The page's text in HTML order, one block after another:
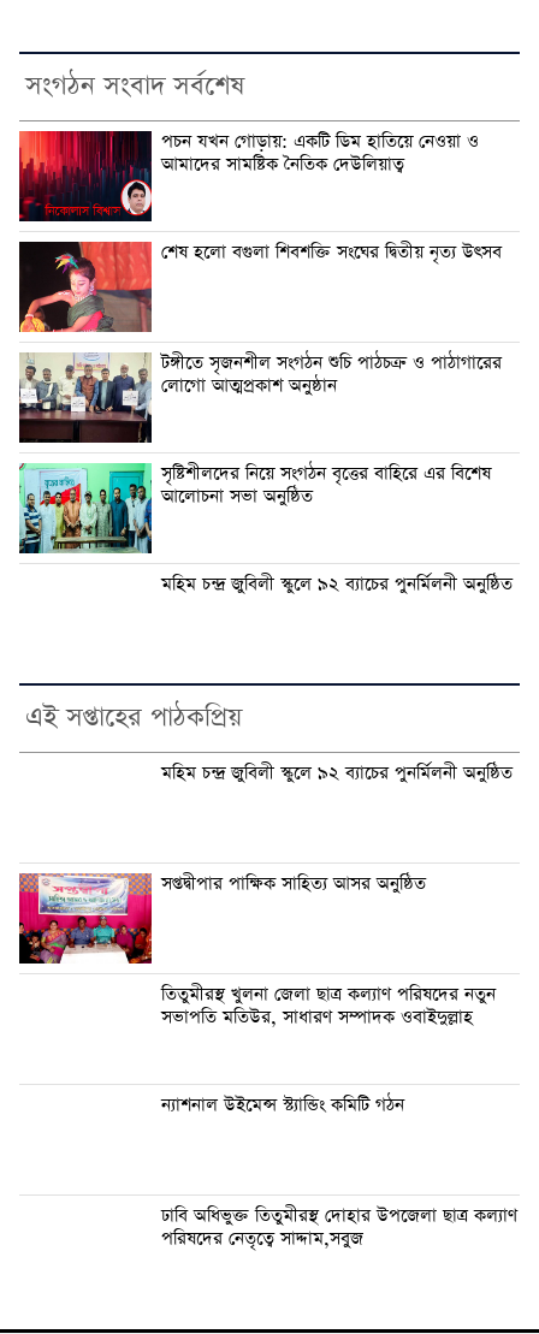
সংগঠন সংবাদ সর্বশেষ
পচন যখন গোড়ায়: একটি ডিম হাতিয়ে নেওয়া ও
আমাদের সামষ্টিক নৈতিক দেউলিয়াত্ব
শেষ হলো বগুলা শিবশক্তি সংঘের দ্বিতীয় নৃত্য উৎসব
টঙ্গীতে সৃজনশীল সংগঠন শুচি পাঠচক্র ও পাঠাগারের
লোগো আত্মপ্রকাশ অনুষ্ঠান
সৃষ্টিশীলদের নিয়ে সংগঠন বৃত্তের বাহিরে এর বিশেষ
আলোচনা সভা অনুষ্ঠিত
মহিম চন্দ্র জুবিলী স্কুলে ৯২ ব্যাচের পুনর্মিলনী অনুষ্ঠিত
এই সপ্তাহের পাঠকপ্রিয়
মহিম চন্দ্র জুবিলী স্কুলে ৯২ ব্যাচের পুনর্মিলনী অনুষ্ঠিত
সপ্তদ্বীপার পাক্ষিক সাহিত্য আসর অনুষ্ঠিত
তিতুমীরস্থ খুলনা জেলা ছাত্র কল্যাণ পরিষদের নতুন
সভাপতি মতিউর, সাধারণ সম্পাদক ওবাইদুল্লাহ
ন্যাশনাল উইমেন্স স্ট্যান্ডিং কমিটি গঠন
ঢাবি অধিভুক্ত তিতুমীরস্থ দোহার উপজেলা ছাত্র কল্যাণ
পরিষদের নেতৃত্বে সাদ্দাম,সবুজ